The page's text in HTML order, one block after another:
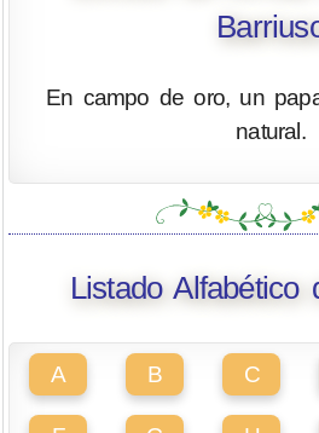
En campo de oro, un
natural.
Listado Alfabético
A B C